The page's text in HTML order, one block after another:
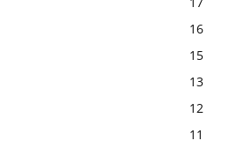
16
15
13
12
11